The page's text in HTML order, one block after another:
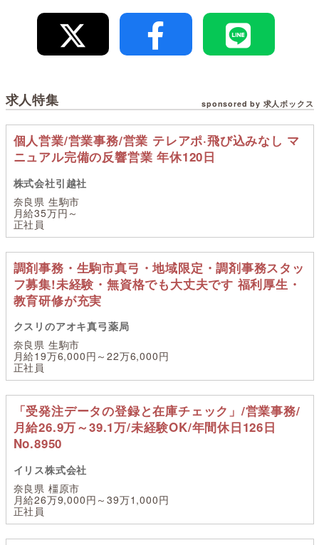
求人特集 sponsored by 求人ボックス
個人営業/営業事務/営業 テレアポ·飛び込みなし マ
ニュアル完備の反響営業 年休120日
株式会社引越社
奈良県 生駒市
月給35万円～
正社員
調剤事務・生駒市真弓・地域限定・調剤事務スタッ
フ募集!未経験・無資格でも大丈夫です 福利厚生・
教育研修が充実
クスリのアオキ真弓薬局
奈良県 生駒市
月給19万6,000円～22万6,000円
正社員
「受発注データの登録と在庫チェック」/営業事務/
月給26.9万～39.1万/未経験OK/年間休日126日
No.8950
イリス株式会社
奈良県 橿原市
月給26万9,000円～39万1,000円
正社員